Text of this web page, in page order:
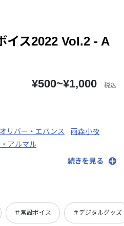
イス2022 Vol.2 - A
¥500~¥1,000 税込
オリバー・エバンス
雨森小夜
アルマル
えま★おうがすと続きを見る
＃常設ボイス ＃デジタルグッズ